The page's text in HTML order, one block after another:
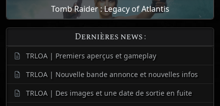
Tomb Raider : Legacy of Atlantis
Dernières news :
TRLOA | Premiers aperçus et gameplay
TRLOA | Nouvelle bande annonce et nouvelles infos
TRLOA | Des images et une date de sortie en fuite